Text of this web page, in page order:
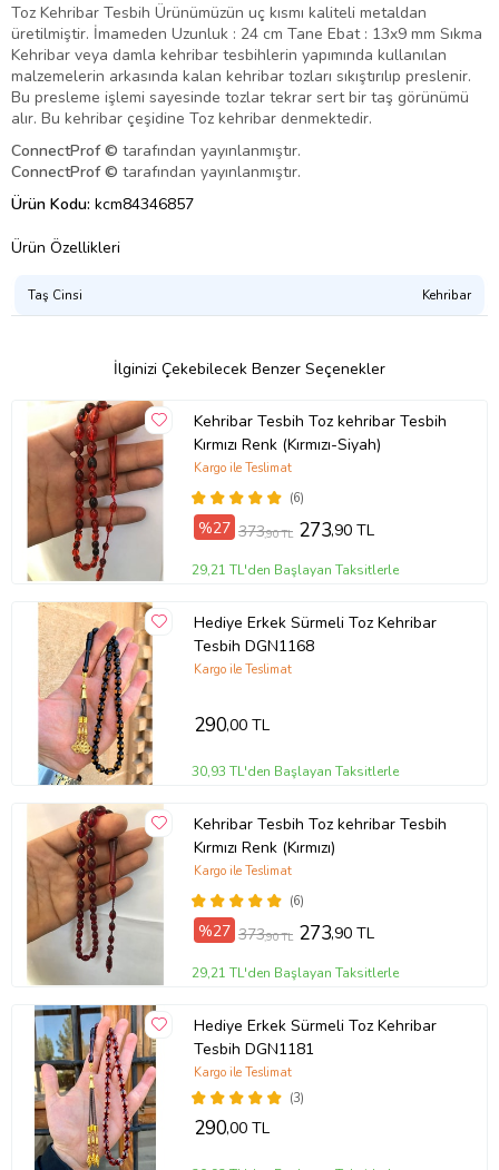
Toz Kehribar Tesbih Ürünümüzün uç kısmı kaliteli metaldan
üretilmiştir. İmameden Uzunluk : 24 cm Tane Ebat : 13x9 mm Sıkma
Kehribar veya damla kehribar tesbihlerin yapımında kullanılan
malzemelerin arkasında kalan kehribar tozları sıkıştırılıp preslenir.
Bu presleme işlemi sayesinde tozlar tekrar sert bir taş görünümü
alır. Bu kehribar çeşidine Toz kehribar denmektedir.
ConnectProf © tarafından yayınlanmıştır.
ConnectProf © tarafından yayınlanmıştır.
Ürün Kodu: kcm84346857
Ürün Özellikleri
Taş Cinsi Kehribar
İlginizi Çekebilecek Benzer Seçenekler
Kehribar Tesbih Toz kehribar Tesbih
Kırmızı Renk (Kırmızı-Siyah)
(6)
Kargo ile Teslimat
%27 373,90 TL 273,90 TL
29,21 TL'den Başlayan Taksitlerle
Hediye Erkek Sürmeli Toz Kehribar
Tesbih DGN1168
Kargo ile Teslimat
290,00 TL
30,93 TL'den Başlayan Taksitlerle
Kehribar Tesbih Toz kehribar Tesbih
Kırmızı Renk (Kırmızı)
(6)
Kargo ile Teslimat
%27 373,90 TL 273,90 TL
29,21 TL'den Başlayan Taksitlerle
Hediye Erkek Sürmeli Toz Kehribar
Tesbih DGN1181
(3)
Kargo ile Teslimat
290,00 TL